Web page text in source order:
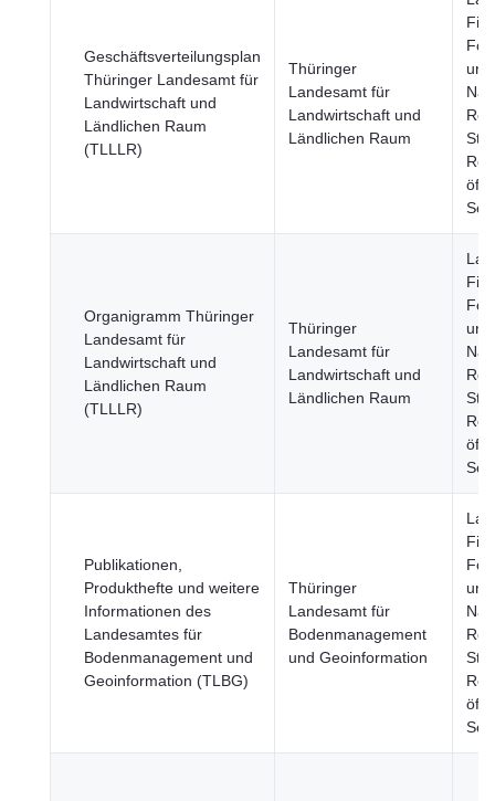
Geschäftsverteilungsplan
Thüringer Landesamt für
Landwirtschaft und
Ländlichen Raum
(TLLLR)
Thüringer
Landesamt für
Landwirtschaft und
Ländlichen Raum
und
Organigramm Thüringer
Landesamt für
Landwirtschaft und
Ländlichen Raum
(TLLLR)
Thüringer
Landesamt für
Landwirtschaft und
Ländlichen Raum
und
Publikationen,
Produkthefte und weitere
Informationen des
Landesamtes für
Bodenmanagement und
Geoinformation (TLBG)
Thüringer
Landesamt für
Bodenmanagement
und Geoinformation
und